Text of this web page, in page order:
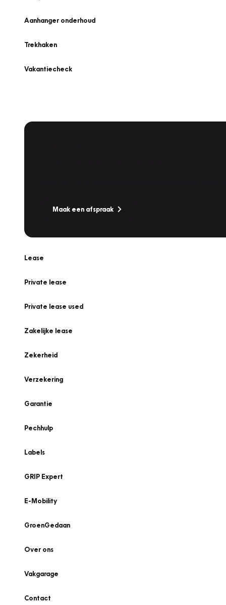
Aanhanger onderhoud
Trekhaken
Vakantiecheck
Maak een afspraak
Lease
Private lease
Private lease used
Zakelijke lease
Zekerheid
Verzekering
Garantie
Pechhulp
Labels
GRIP Expert
E-Mobility
GroenGedaan
Over ons
Vakgarage
Contact